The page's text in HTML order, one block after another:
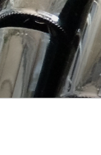
Aller
au
contenu
principal